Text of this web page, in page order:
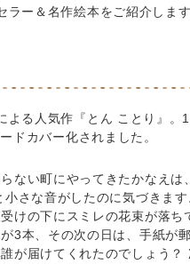
ー＆名作絵本をご紹介します
る人気作『とん ことり』。
ドカバー化されました。
ない町にやってきたかなえは
小さな音がしたのに気づきま
けの下にスミレの花束が落ち
3本、その次の日は、手紙が
が届けてくれたのでしょう？